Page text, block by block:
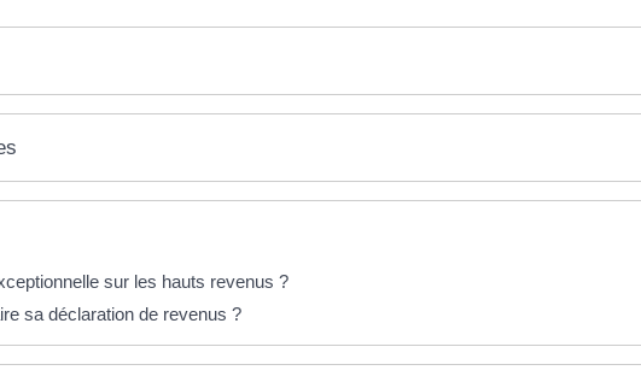
sur les hauts revenus ?
sa déclaration de revenus ?